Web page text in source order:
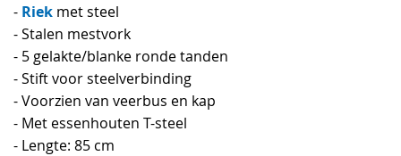
- Riek met steel
- Stalen mestvork
- 5 gelakte/blanke ronde tanden
- Stift voor steelverbinding
- Voorzien van veerbus en kap
- Met essenhouten T-steel
- Lengte: 85 cm